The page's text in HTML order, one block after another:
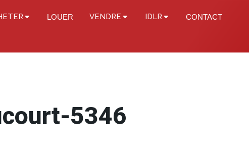
LOUER VENDRE IDLR CONTACT
5346